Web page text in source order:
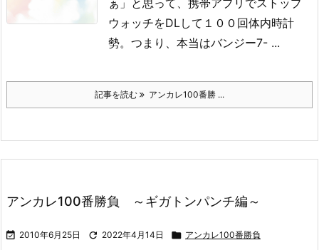
ぁ」と思って、携帯アプリでストップ
ウォッチをDLして１００回体内時計
勢。 つまり、本当はバンジー7- ...
記事を読む アンカレ100番勝 ...
アンカレ100番勝負 ～ギガトンパンチ編～
 2010年6月25日  2022年4月14日  アンカレ100番勝負